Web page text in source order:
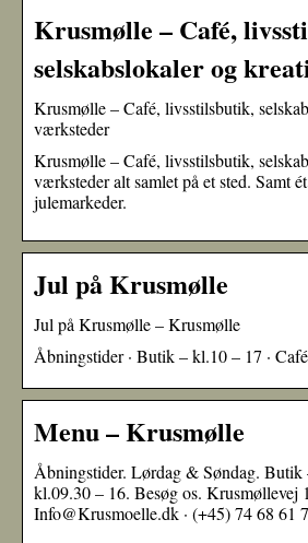
Krusmølle – Café,
selskabslokaler og
Krusmølle – Café, livsstilsbutik,
værksteder
Krusmølle – Café, livsstilsbutik,
værksteder alt samlet på et sted. Samt
julemarkeder.
Jul på Krusmølle
Jul på Krusmølle – Krusmølle
Åbningstider · Butik – kl.10 – 17 ·
Menu – Krusmølle
Åbningstider. Lørdag & Søndag.
kl.09.30 – 16. Besøg os. Krusmøllevej
Info@Krusmoelle.dk · (+45) 74 68 61